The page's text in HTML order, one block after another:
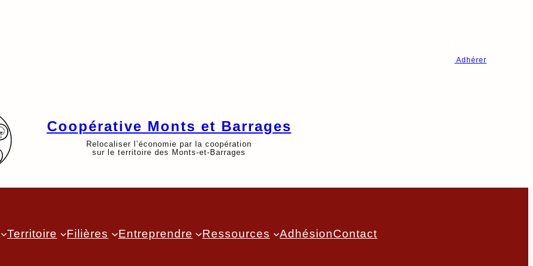
Adhérer
Coopérative Monts et Barrages
Relocaliser l’économie par la coopération
sur le territoire des Monts-et-Barrages
Territoire Filières Entreprendre Ressources AdhésionContact